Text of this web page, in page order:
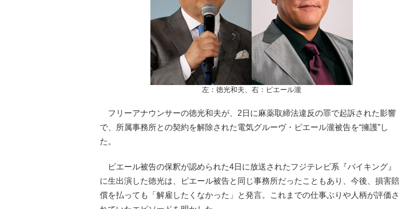
左：徳光和夫、右：ピエール瀧
フリーアナウンサーの徳光和夫が、2日に麻薬取締法違反の罪で起訴された影響
で、所属事務所との契約を解除された電気グルーヴ・ピエール瀧被告を“擁護”し
た。
ピエール被告の保釈が認められた4日に放送されたフジテレビ系『バイキング』
に生出演した徳光は、ピエール被告と同じ事務所だったこともあり、今後、損害賠
償を払っても「解雇したくなかった」と発言。これまでの仕事ぶりや人柄が評価さ